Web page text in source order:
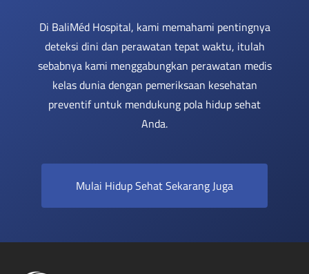
Di BaliMéd Hospital, kami memahami pentingnya
deteksi dini dan perawatan tepat waktu, itulah
sebabnya kami menggabungkan perawatan medis
kelas dunia dengan pemeriksaan kesehatan
preventif untuk mendukung pola hidup sehat
Anda.
Mulai Hidup Sehat Sekarang Juga